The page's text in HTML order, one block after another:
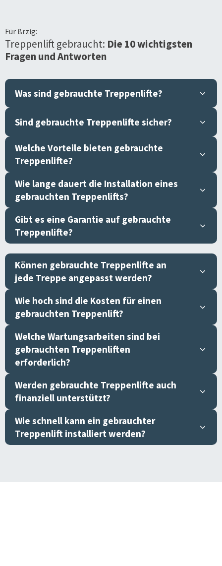
Für ßrzig:
Treppenlift gebraucht: Die 10 wichtigsten
Fragen und Antworten
Was sind gebrauchte Treppenlifte?
Sind gebrauchte Treppenlifte sicher?
Welche Vorteile bieten gebrauchte
Treppenlifte?
Wie lange dauert die Installation eines
gebrauchten Treppenlifts?
Gibt es eine Garantie auf gebrauchte
Treppenlifte?
Können gebrauchte Treppenlifte an
jede Treppe angepasst werden?
Wie hoch sind die Kosten für einen
gebrauchten Treppenlift?
Welche Wartungsarbeiten sind bei
gebrauchten Treppenliften
erforderlich?
Werden gebrauchte Treppenlifte auch
finanziell unterstützt?
Wie schnell kann ein gebrauchter
Treppenlift installiert werden?